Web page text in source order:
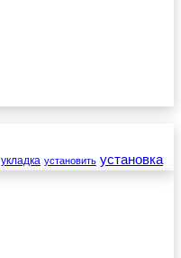
укладка установить установка